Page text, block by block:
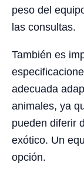
peso del
las consultas.
También es
adecuada
animales, ya
pueden diferir
exótico. Un
opción.